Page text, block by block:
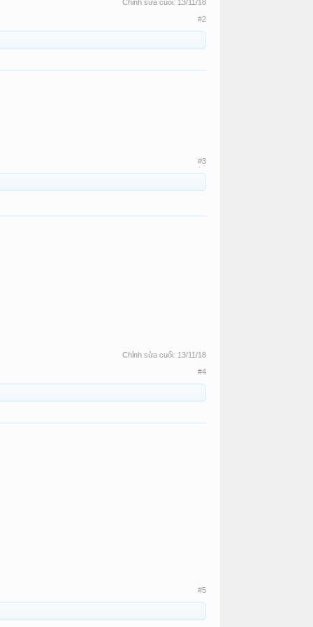
Chỉnh sửa cuối: 13/11/18
#2
#3
Chỉnh sửa cuối: 13/11/18
#4
#5